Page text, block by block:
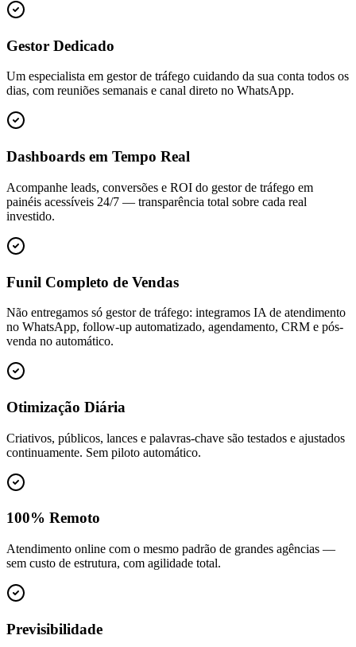
Gestor Dedicado
Um especialista em gestor de tráfego cuidando da sua conta todos os
dias, com reuniões semanais e canal direto no WhatsApp.
Dashboards em Tempo Real
Acompanhe leads, conversões e ROI do gestor de tráfego em
painéis acessíveis 24/7 — transparência total sobre cada real
investido.
Funil Completo de Vendas
Não entregamos só gestor de tráfego: integramos IA de atendimento
no WhatsApp, follow-up automatizado, agendamento, CRM e pós-
venda no automático.
Otimização Diária
Criativos, públicos, lances e palavras-chave são testados e ajustados
continuamente. Sem piloto automático.
100% Remoto
Atendimento online com o mesmo padrão de grandes agências —
sem custo de estrutura, com agilidade total.
Previsibilidade